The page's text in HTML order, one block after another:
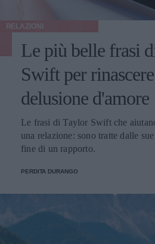
RELAZIONI
Le più belle frasi
Swift per
delusione d'amore
Le frasi di Taylor Swift che
una relazione: sono tratte dalle
fine di un rapporto.
PERDITA DURANGO